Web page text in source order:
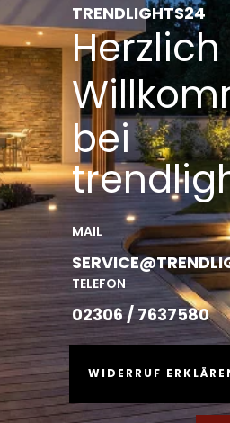
TRENDLIGHTS24
Herzlich
bei
MAIL
TELEFON
02306 / 7637580
WIDERRUF